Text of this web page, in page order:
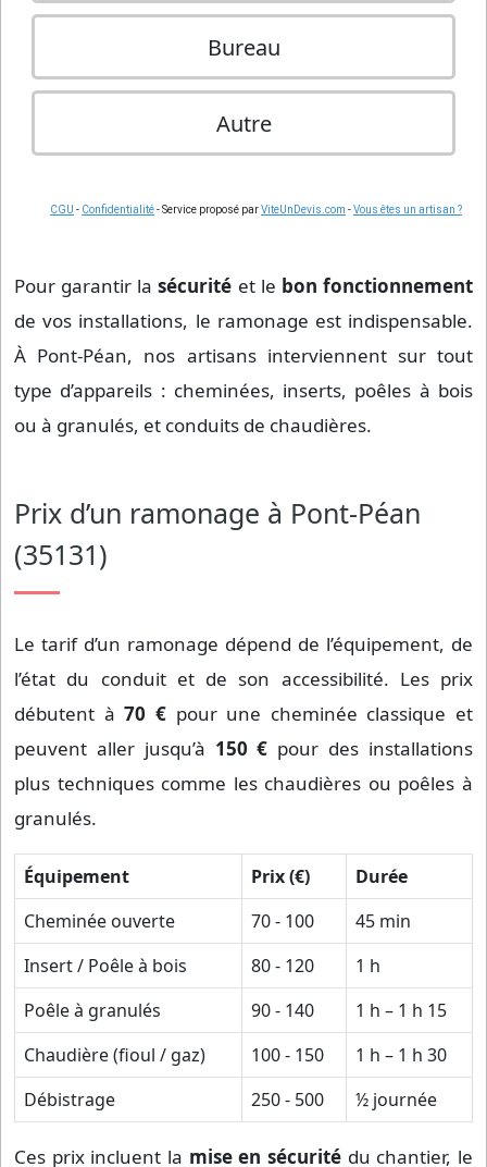
Bureau
Autre
CGU - Confidentialité- Service proposé parViteUnDevis.com -Vous êtes un artisan ?
Pour garantir lasécurité et le bon fonctionnement
de vos installations, le ramonage est indispensable.
À Pont-Péan, nos artisans interviennent sur tout
type d’appareils : cheminées, inserts, poêles à bois
ou à granulés, et conduits de chaudières.
Prix d’un ramonage à Pont-Péan
(35131)
Le tarif d’un ramonage dépend de l’équipement, de
l’état du conduit et de son accessibilité. Les prix
débutent à70 €pour une cheminée classique et
peuvent aller jusqu’à 150 € pour des installations
plus techniques comme les chaudières ou poêles à
granulés.
Équipement Prix (€)
Durée
Cheminée ouverte
70 - 100
45 min
Insert / Poêle à bois
80 - 120
1 h
Poêle à granulés
90 - 140
1 h – 1 h 15
Chaudière (fioul / gaz)
100 - 150
1 h – 1 h 30
Débistrage
250 - 500 ½ journée
Ces prix incluent la mise en sécurité du chantier, le